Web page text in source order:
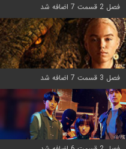
فصل 2 قسمت 7 اضافه شد
فصل 3 قسمت 7 اضافه شد